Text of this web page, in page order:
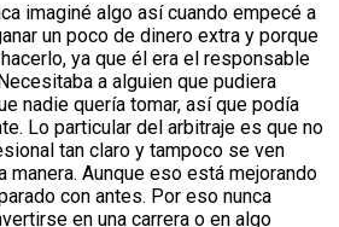
imaginé algo así cuando empecé a
un poco de dinero extra y porque
ya que él era el responsable
a alguien que pudiera
nadie quería tomar, así que podía
Lo particular del arbitraje es que no
tan claro y tampoco se ven
Aunque eso está mejorando
con antes. Por eso nunca
en una carrera o en algo